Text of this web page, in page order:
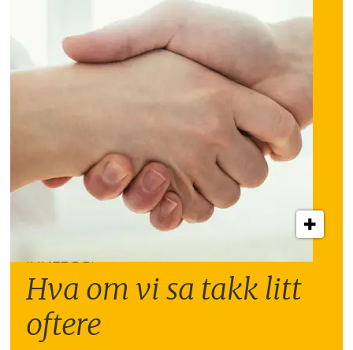
INNLEGG:
Hva om vi sa takk litt
oftere